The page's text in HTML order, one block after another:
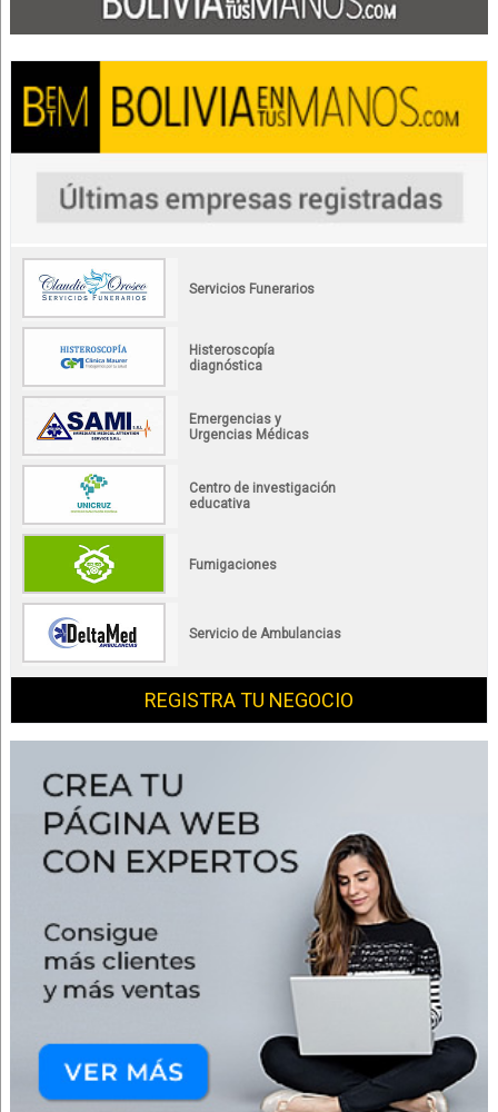
Servicios Funerarios
Histeroscopía
diagnóstica
Emergencias y
Urgencias Médicas
Centro de investigación
educativa
Fumigaciones
Servicio de Ambulancias
REGISTRA TU NEGOCIO